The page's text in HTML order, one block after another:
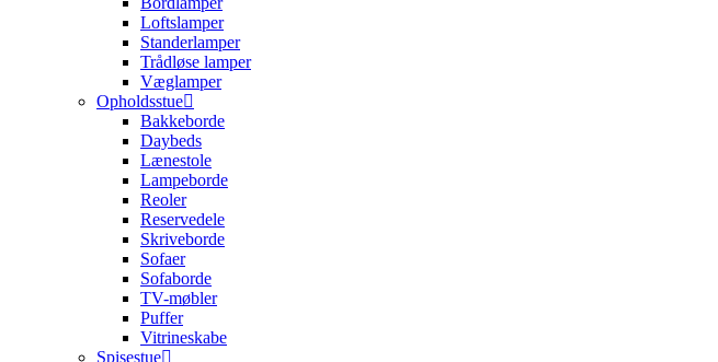
Loftslamper
Standerlamper
Trådløse lamper
Væglamper
Opholdsstue
Bakkeborde
Daybeds
Lænestole
Lampeborde
Reoler
Reservedele
Skriveborde
Sofaer
Sofaborde
TV-møbler
Puffer
Vitrineskabe
Spisestue